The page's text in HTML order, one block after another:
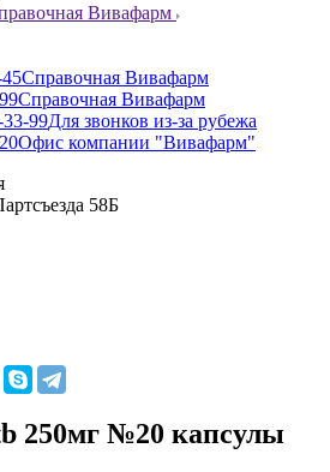
Вивафарм
Справочная Вивафарм
Справочная Вивафарм
99Для звонков из-за рубежа
Офис компании "Вивафарм"
58Б
250мг №20 капсулы